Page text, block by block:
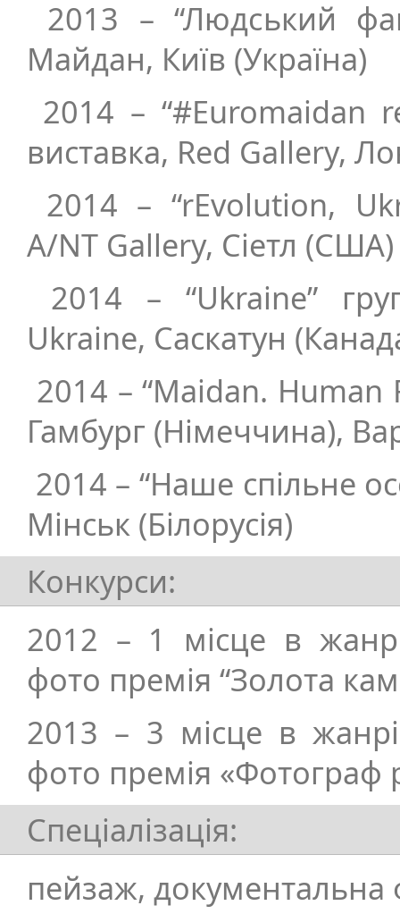
2013 – “Людський
Майдан, Київ (Україна)
2014 – “#Euromaidan
виставка, Red Gallery,
2014 – “rEvolution,
A/NT Gallery, Cіетл (США)
2014 – “Ukraine”
Ukraine, Саскатун
2014 – “Maidan. Human
Гамбург (Німеччина),
2014 – “Наше спільне
Мінськ (Білорусія)
Конкурси:
2012 – 1 місце в
фото премія “Золота
2013 – 3 місце в
фото премія «Фотограф
Спеціалізація:
пейзаж, документальна